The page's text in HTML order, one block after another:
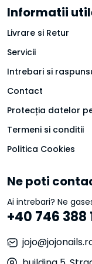
Informatii
Livrare si Retur
Servicii
Intrebari si
Contact
Protecția datelor
Termeni si conditii
Politica Cookies
Ne poti
Ai intrebari? Ne
+40 746 388